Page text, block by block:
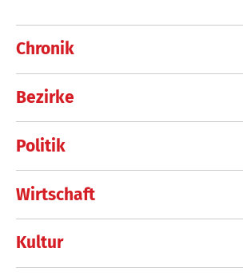
Chronik
Bezirke
Politik
Wirtschaft
Kultur